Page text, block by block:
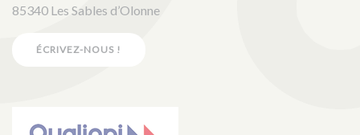
85340 Les Sables d’Olonne
ÉCRIVEZ-NOUS !